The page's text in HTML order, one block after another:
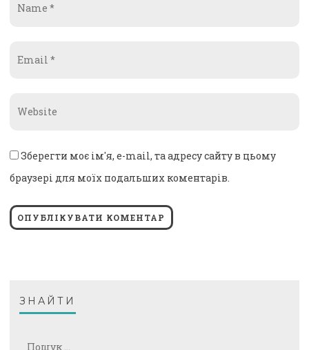
Зберегти моє ім'я, e-mail, та адресу сайту в цьому
браузері для моїх подальших коментарів.
ЗНАЙТИ